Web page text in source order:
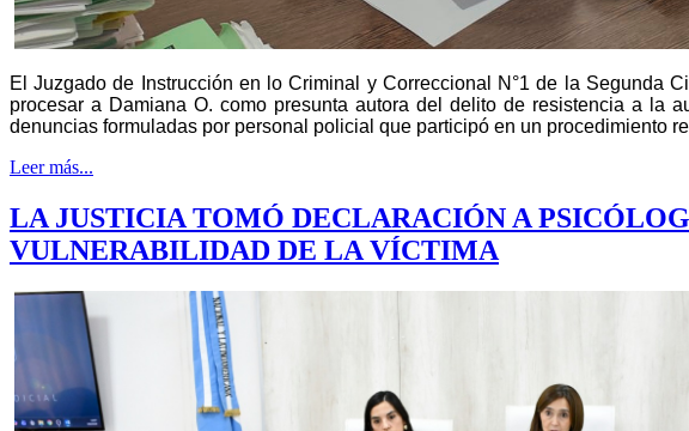
El Juzgado de Instrucción en lo Criminal y Correccional N°1 de la Segunda
procesar a Damiana O. como presunta autora del delito de resistencia a la
denuncias formuladas por personal policial que participó en un procedimiento
Leer más...
LA JUSTICIA TOMÓ DECLARACIÓN A
VULNERABILIDAD DE LA VÍCTIMA